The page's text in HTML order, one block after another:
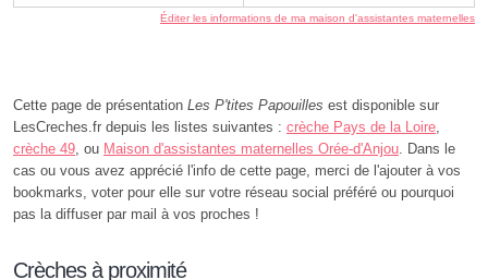
Éditer les informations de ma maison d'assistantes maternelles
Cette page de présentation Les P'tites Papouilles est disponible sur
LesCreches.fr depuis les listes suivantes : crèche Pays de la Loire,
crèche 49, ou Maison d'assistantes maternelles Orée-d'Anjou. Dans le
cas ou vous avez apprécié l'info de cette page, merci de l'ajouter à vos
bookmarks, voter pour elle sur votre réseau social préféré ou pourquoi
pas la diffuser par mail à vos proches !
Crèches à proximité